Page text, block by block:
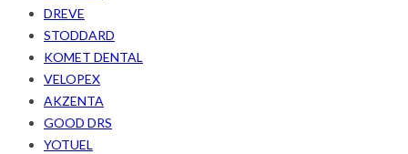
DREVE
STODDARD
KOMET DENTAL
VELOPEX
AKZENTA
GOOD DRS
YOTUEL